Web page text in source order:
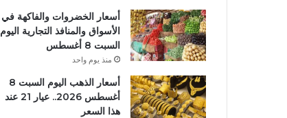
أسعار الخضروات والفاكهة في
الأسواق والمنافذ التجارية اليوم
السبت 8 أغسطس
منذ يوم واحد
أسعار الذهب اليوم السبت 8
أغسطس 2026.. عيار 21 عند
هذا السعر